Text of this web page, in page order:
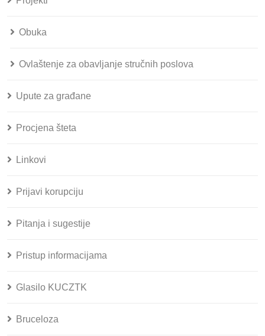
Obuka
Ovlaštenje za obavljanje stručnih poslova
Upute za građane
Procjena šteta
Linkovi
Prijavi korupciju
Pitanja i sugestije
Pristup informacijama
Glasilo KUCZTK
Bruceloza